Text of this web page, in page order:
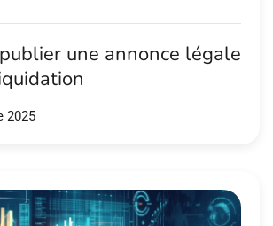
une annonce légale
2025